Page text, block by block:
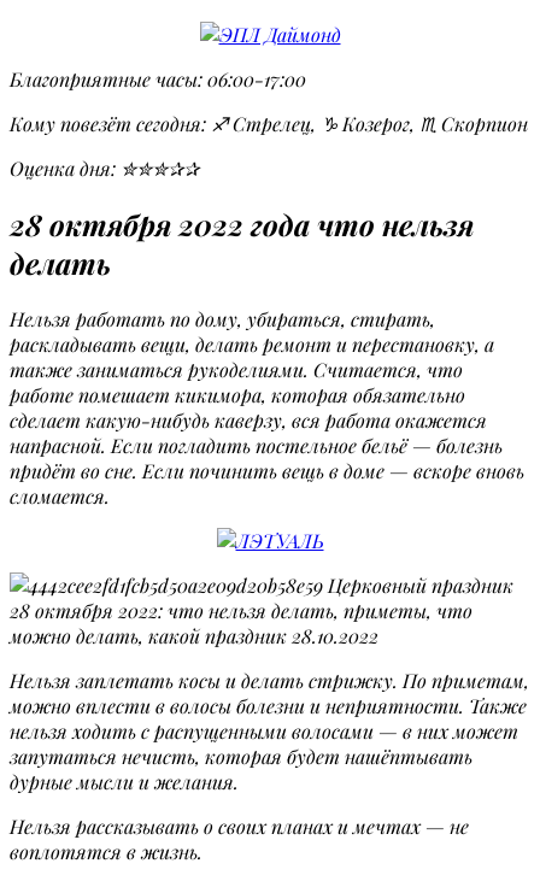
Благоприятные часы: 06:00-17:00
Кому повезёт сегодня: ♐ Стрелец, ♑ Козерог, ♏ Скорпион
Оценка дня: ✮✮✮✰✰
28 октября 2022 года что нельзя
делать
Нельзя работать по дому, убираться, стирать,
раскладывать вещи, делать ремонт и перестановку, а
также заниматься рукоделиями. Считается, что
работе помешает кикимора, которая обязательно
сделает какую-нибудь каверзу, вся работа окажется
напрасной. Если погладить постельное бельё — болезнь
придёт во сне. Если починить вещь в доме — вскоре вновь
сломается.
Нельзя заплетать косы и делать стрижку. По приметам,
можно вплести в волосы болезни и неприятности. Также
нельзя ходить с распущенными волосами — в них может
запутаться нечисть, которая будет нашёптывать
дурные мысли и желания.
Нельзя рассказывать о своих планах и мечтах — не
воплотятся в жизнь.